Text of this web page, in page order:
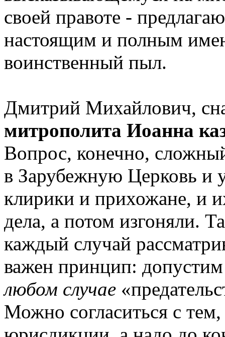
своей правоте -
настоящим и полным
воинственный пыл.
Дмитрий Михайлович,
митрополита Иоанна
Вопрос, конечно,
в Зарубежную Церковь и
клирики и прихожане, и
дела, а потом изгоняли.
каждый случай
важен принцип:
любом случае
Можно согласиться с